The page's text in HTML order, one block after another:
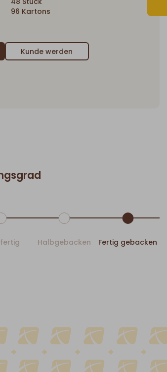
96 Kartons
Kunde werden
Halbgebacken Fertig gebacken